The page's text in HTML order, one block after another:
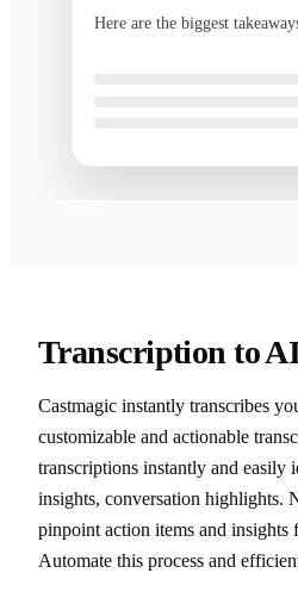
Here are the biggest
Transcription to
Castmagic instantly transcribes
customizable and actionable
transcriptions instantly and easily
insights, conversation highlights.
pinpoint action items and insights
Automate this process and